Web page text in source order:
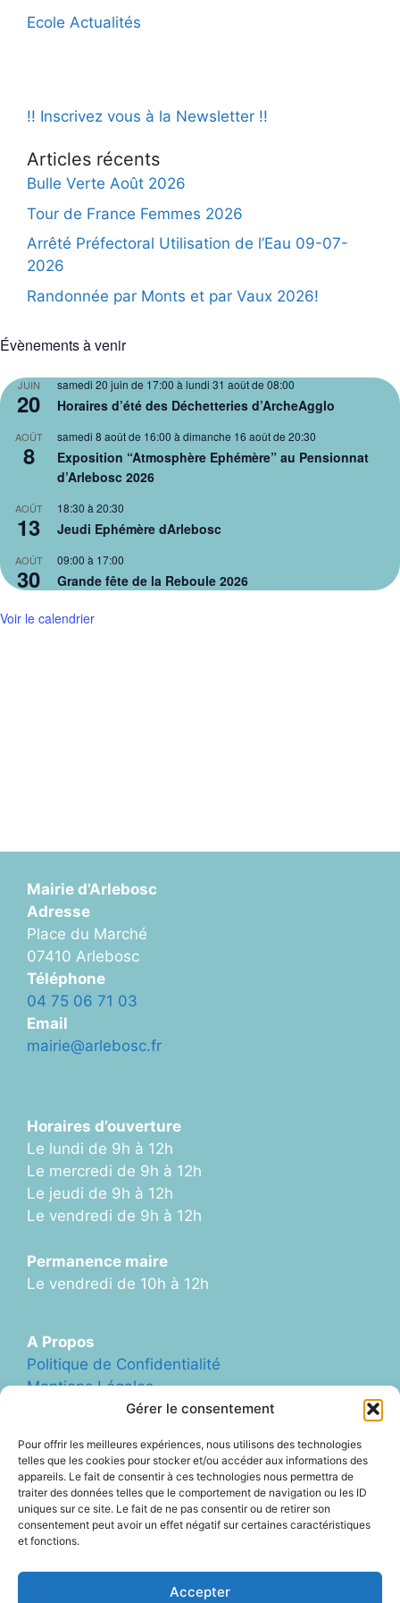
Gérer le consentement
Pour offrir les meilleures expériences, nous utilisons des technologies
telles que les cookies pour stocker et/ou accéder aux informations des
appareils. Le fait de consentir à ces technologies nous permettra de
traiter des données telles que le comportement de navigation ou les ID
uniques sur ce site. Le fait de ne pas consentir ou de retirer son
consentement peut avoir un effet négatif sur certaines caractéristiques
et fonctions.
Accepter
Ecole Actualités
!! Inscrivez vous à la Newsletter !!
Articles récents
Bulle Verte Août 2026
Tour de France Femmes 2026
Arrêté Préfectoral Utilisation de l’Eau 09-07-
2026
Randonnée par Monts et par Vaux 2026!
Évènements à venir
JUIN
20
samedi 20 juin de 17:00 à lundi 31 août de 08:00
Horaires d’été des Déchetteries d’ArcheAgglo
AOÛT
8
samedi 8 août de 16:00 à dimanche 16 août de 20:30
Exposition “Atmosphère Ephémère” au Pensionnat
d’Arlebosc 2026
AOÛT
13
18:30 à 20:30
Jeudi Ephémère dArlebosc
AOÛT
30
09:00 à 17:00
Grande fête de la Reboule 2026
Voir le calendrier
Mairie d’Arlebosc
Adresse
Place du Marché
07410 Arlebosc
Téléphone
04 75 06 71 03
Email
mairie@arlebosc.fr
Horaires d’ouverture
Le lundi de 9h à 12h
Le mercredi de 9h à 12h
Le jeudi de 9h à 12h
Le vendredi de 9h à 12h
Permanence maire
Le vendredi de 10h à 12h
A Propos
Politique de Confidentialité
Mentions Légales
Abonnement Newletter
Liens Divers
Archives (ancien site Blog)